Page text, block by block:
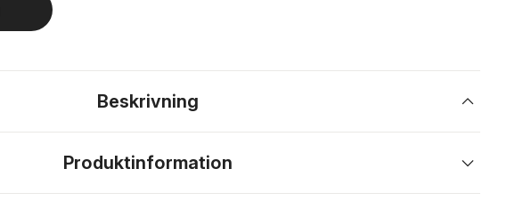
Beskrivning
Produktinformation